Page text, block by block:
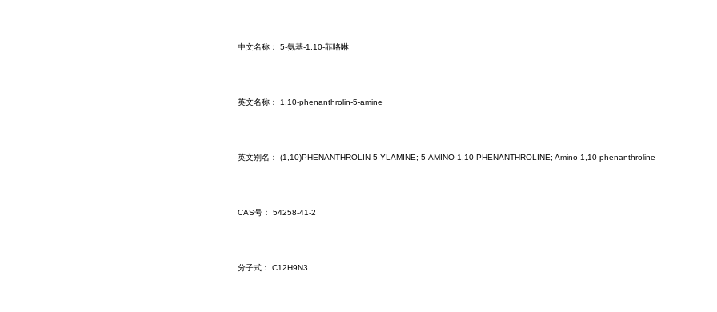
中文名称： 5-氨基-1,10-菲咯啉
英文名称： 1,10-phenanthrolin-5-amine
英文别名： (1,10)PHENANTHROLIN-5-YLAMINE; 5-AMINO-1,10-PHENANTHROLINE; Amino-1,10-phenanthroline
CAS号： 54258-41-2
分子式： C12H9N3